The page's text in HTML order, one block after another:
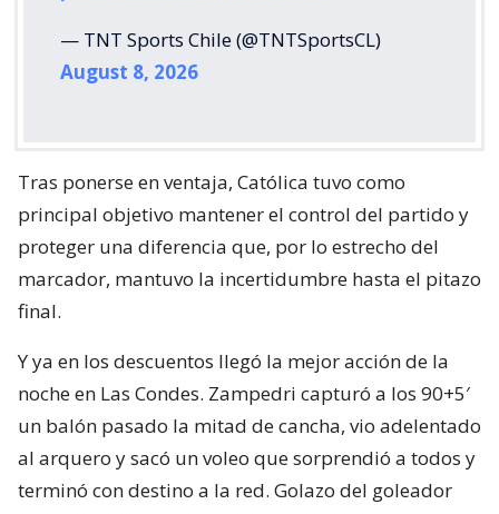
— TNT Sports Chile (@TNTSportsCL)
August 8, 2026
Tras ponerse en ventaja, Católica tuvo como
principal objetivo mantener el control del partido y
proteger una diferencia que, por lo estrecho del
marcador, mantuvo la incertidumbre hasta el pitazo
final.
Y ya en los descuentos llegó la mejor acción de la
noche en Las Condes. Zampedri capturó a los 90+5′
un balón pasado la mitad de cancha, vio adelentado
al arquero y sacó un voleo que sorprendió a todos y
terminó con destino a la red. Golazo del goleador